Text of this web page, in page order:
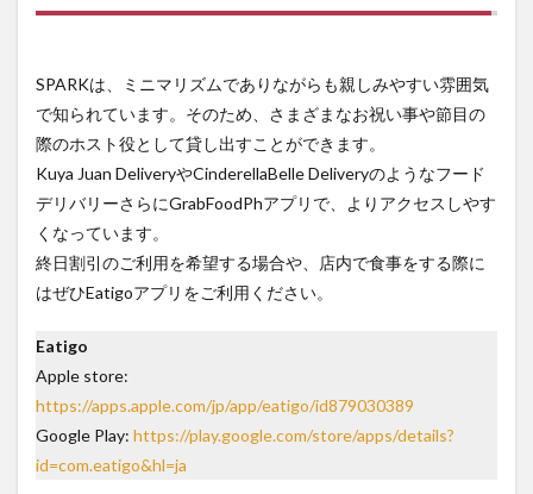
SPARKは、ミニマリズムでありながらも親しみやすい雰囲気
で知られています。そのため、さまざまなお祝い事や節目の
際のホスト役として貸し出すことができます。
Kuya Juan DeliveryやCinderellaBelle Deliveryのようなフード
デリバリーさらにGrabFoodPhアプリで、よりアクセスしやす
くなっています。
終日割引のご利用を希望する場合や、店内で食事をする際に
はぜひEatigoアプリをご利用ください。
Eatigo
Apple store:
https://apps.apple.com/jp/app/eatigo/id879030389
Google Play: https://play.google.com/store/apps/details?
id=com.eatigo&hl=ja